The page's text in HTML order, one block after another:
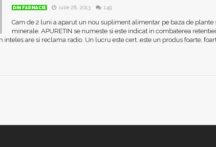
DIN FARMACIE iulie 28, 2013 149
Cam de 2 luni a aparut un nou supliment alimentar pe baza de plante
minerale. APURETIN se numeste si este indicat in combaterea
inteles are si reclama radio. Un lucru este cert..este un produs foarte,